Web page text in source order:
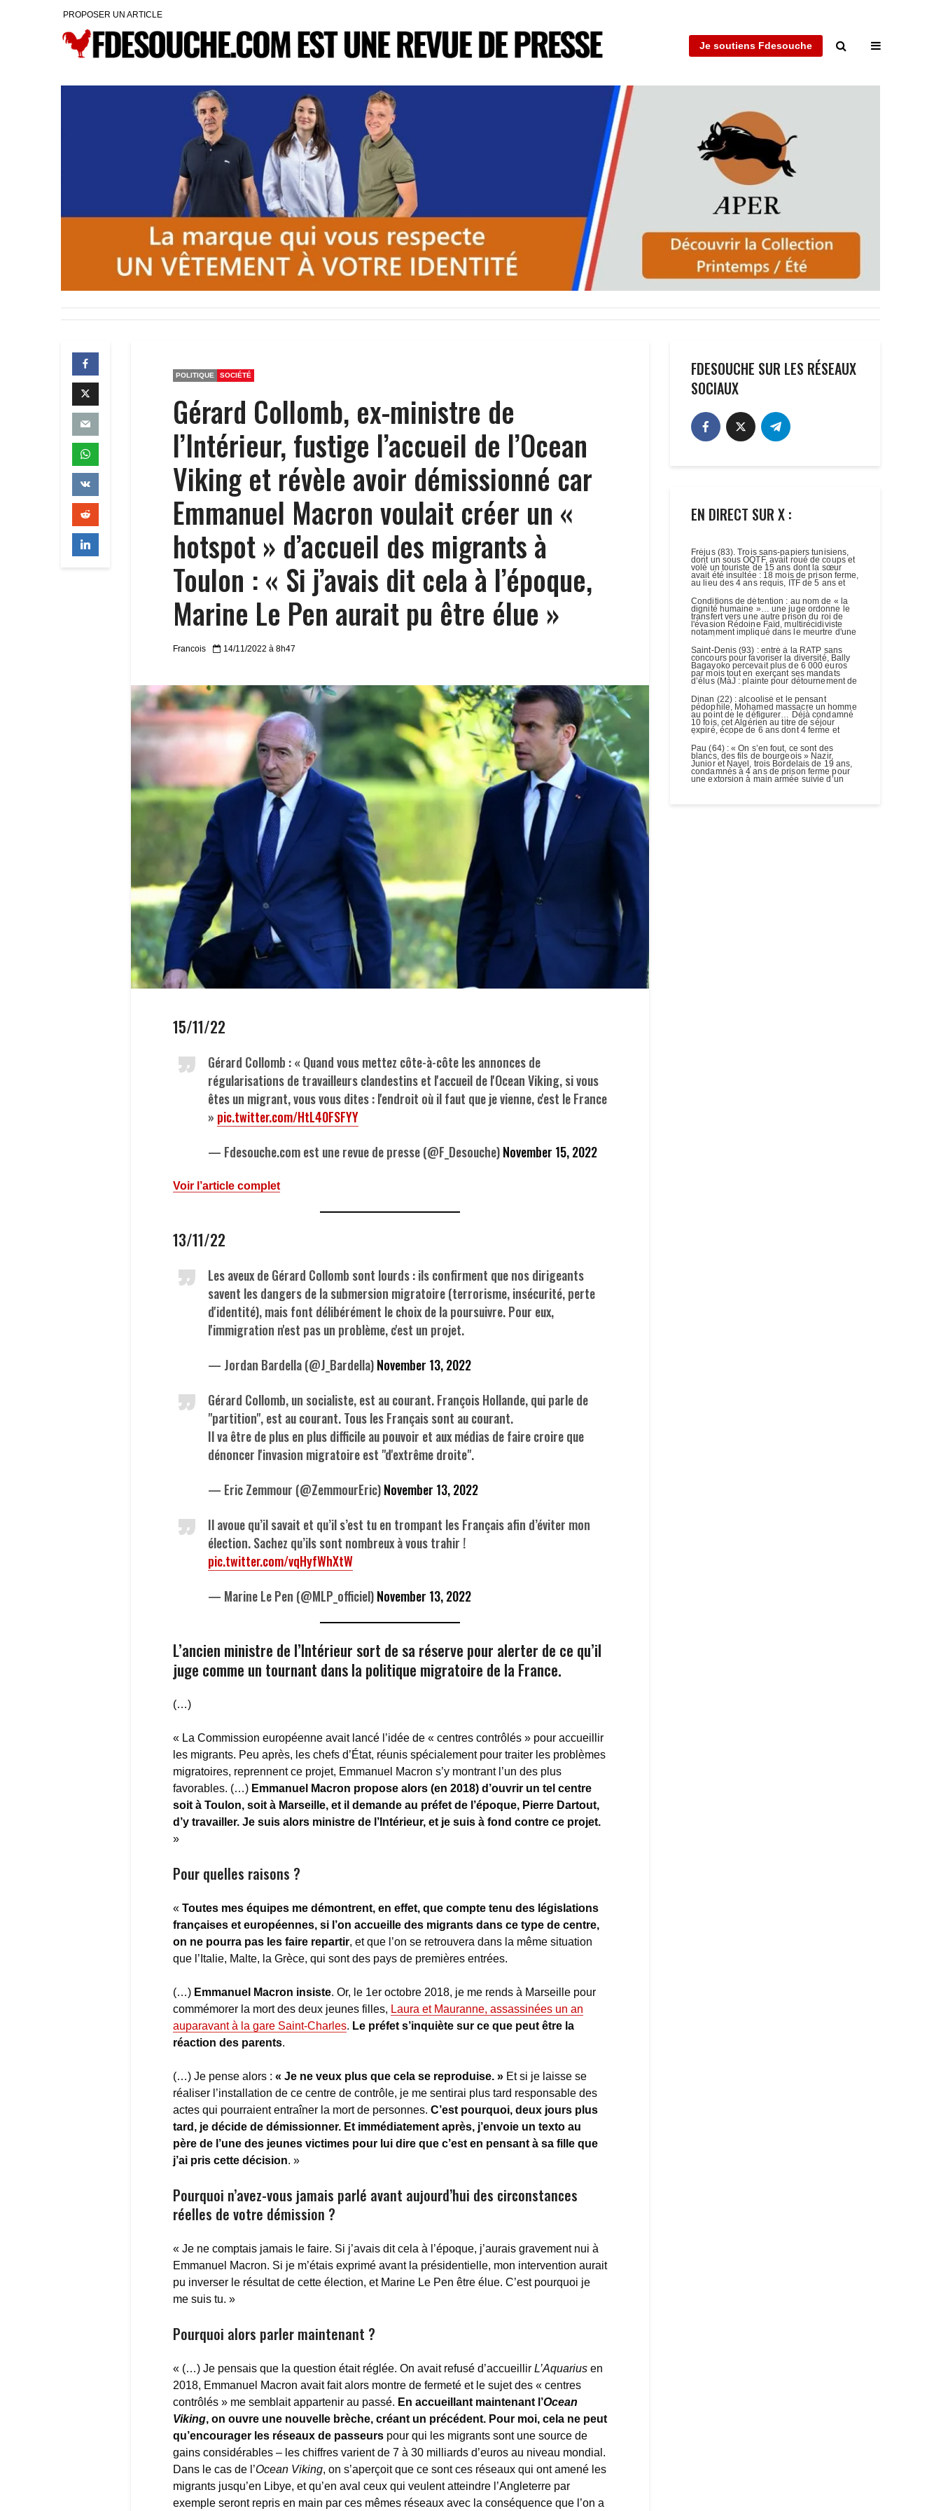
PROPOSER UN ARTICLE
Je soutiens Fdesouche
POLITIQUE SOCIÉTÉ
Gérard Collomb, ex-ministre de
l’Intérieur, fustige l’accueil de l’Ocean
Viking et révèle avoir démissionné car
Emmanuel Macron voulait créer un «
hotspot » d’accueil des migrants à
Toulon : « Si j’avais dit cela à l’époque,
Marine Le Pen aurait pu être élue »
Francois 14/11/2022 à 8h47
15/11/22
Gérard Collomb : « Quand vous mettez côte-à-côte les annonces de
régularisations de travailleurs clandestins et l'accueil de l'Ocean Viking, si vous
êtes un migrant, vous vous dites : l'endroit où il faut que je vienne, c'est le France
» pic.twitter.com/HtL40FSFYY
— Fdesouche.com est une revue de presse (@F_Desouche)November 15, 2022
Voir l’article complet
13/11/22
Les aveux de Gérard Collomb sont lourds : ils confirment que nos dirigeants
savent les dangers de la submersion migratoire (terrorisme, insécurité, perte
d'identité), mais font délibérément le choix de la poursuivre. Pour eux,
l'immigration n'est pas un problème, c'est un projet.
— Jordan Bardella (@J_Bardella)November 13, 2022
Gérard Collomb, un socialiste, est au courant. François Hollande, qui parle de
"partition", est au courant. Tous les Français sont au courant.
Il va être de plus en plus difficile au pouvoir et aux médias de faire croire que
dénoncer l'invasion migratoire est "d'extrême droite".
— Eric Zemmour (@ZemmourEric)November 13, 2022
Il avoue qu’il savait et qu’il s’est tu en trompant les Français afin d’éviter mon
élection. Sachez qu’ils sont nombreux à vous trahir !
pic.twitter.com/vqHyfWhXtW
— Marine Le Pen (@MLP_officiel)November 13, 2022
L’ancien ministre de l’Intérieur sort de sa réserve pour alerter de ce qu’il
juge comme un tournant dans la politique migratoire de la France.
(…)
« La Commission européenne avait lancé l’idée de « centres contrôlés » pour accueillir
les migrants. Peu après, les chefs d’État, réunis spécialement pour traiter les problèmes
migratoires, reprennent ce projet, Emmanuel Macron s’y montrant l’un des plus
favorables. (…) Emmanuel Macron propose alors (en 2018) d’ouvrir un tel centre
soit à Toulon, soit à Marseille, et il demande au préfet de l’époque, Pierre Dartout,
d’y travailler. Je suis alors ministre de l’Intérieur, et je suis à fond contre ce projet.
»
Pour quelles raisons ?
« Toutes mes équipes me démontrent, en effet, que compte tenu des législations
françaises et européennes, si l’on accueille des migrants dans ce type de centre,
on ne pourra pas les faire repartir, et que l’on se retrouvera dans la même situation
que l’Italie, Malte, la Grèce, qui sont des pays de premières entrées.
(…) Emmanuel Macron insiste. Or, le 1er octobre 2018, je me rends à Marseille pour
commémorer la mort des deux jeunes filles, Laura et Mauranne, assassinées un an
auparavant à la gare Saint-Charles. Le préfet s’inquiète sur ce que peut être la
réaction des parents.
(…) Je pense alors : « Je ne veux plus que cela se reproduise. » Et si je laisse se
réaliser l’installation de ce centre de contrôle, je me sentirai plus tard responsable des
actes qui pourraient entraîner la mort de personnes. C’est pourquoi, deux jours plus
tard, je décide de démissionner. Et immédiatement après, j’envoie un texto au
père de l’une des jeunes victimes pour lui dire que c’est en pensant à sa fille que
j’ai pris cette décision. »
Pourquoi n’avez-vous jamais parlé avant aujourd’hui des circonstances
réelles de votre démission ?
« Je ne comptais jamais le faire. Si j’avais dit cela à l’époque, j’aurais gravement nui à
Emmanuel Macron. Si je m’étais exprimé avant la présidentielle, mon intervention aurait
pu inverser le résultat de cette élection, et Marine Le Pen être élue. C’est pourquoi je
me suis tu. »
Pourquoi alors parler maintenant ?
« (…) Je pensais que la question était réglée. On avait refusé d’accueillir L’Aquarius en
2018, Emmanuel Macron avait fait alors montre de fermeté et le sujet des « centres
contrôlés » me semblait appartenir au passé. En accueillant maintenant l’Ocean
Viking, on ouvre une nouvelle brèche, créant un précédent. Pour moi, cela ne peut
qu’encourager les réseaux de passeurs pour qui les migrants sont une source de
gains considérables – les chiffres varient de 7 à 30 milliards d’euros au niveau mondial.
Dans le cas de l’Ocean Viking, on s’aperçoit que ce sont ces réseaux qui ont amené les
migrants jusqu’en Libye, et qu’en aval ceux qui veulent atteindre l’Angleterre par
exemple seront repris en main par ces mêmes réseaux avec la conséquence que l’on a
FDESOUCHE SUR LES RÉSEAUX
SOCIAUX
EN DIRECT SUR X :